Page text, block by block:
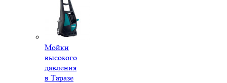
Мойки
высокого
давления
в Таразе